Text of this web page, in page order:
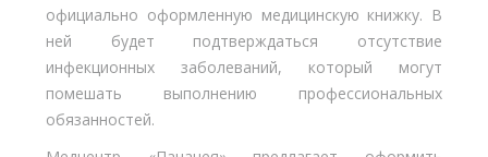
официально оформленную медицинскую книжку. В
ней будет подтверждаться отсутствие
инфекционных заболеваний, который могут
помешать выполнению профессиональных
обязанностей.